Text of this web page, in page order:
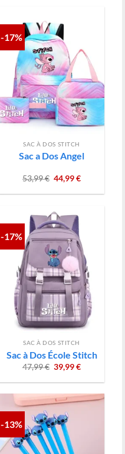
-17%
SAC À DOS STITCH
Sac a Dos Angel
53,99€ Le
prix
initial
44,99€Le
actuel
-17%
SAC À DOS STITCH
Sac à Dos École Stitch
47,99€ Le
prix
initial
47,99 €.
39,99€Le
actuel
39,99 €.
-13%